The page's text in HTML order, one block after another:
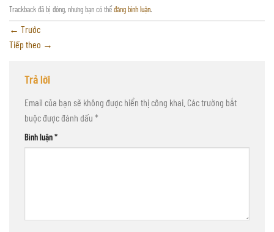
Trackback đã bị đóng, nhưng bạn có thểđăng bình luận.
← Trước
Tiếp theo →
Trả lời
Email của bạn sẽ không được hiển thị công khai. Các trường bắt
buộc được đánh dấu *
Bình luận*